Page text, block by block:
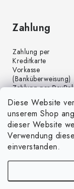
Diese Website
unserem Shop
dieser Website
Verwendung
einverstanden.
Zahlung
Zahlung per
Kreditkarte
Vorkasse
(Banküberweisung)
Zahlung per PayPal